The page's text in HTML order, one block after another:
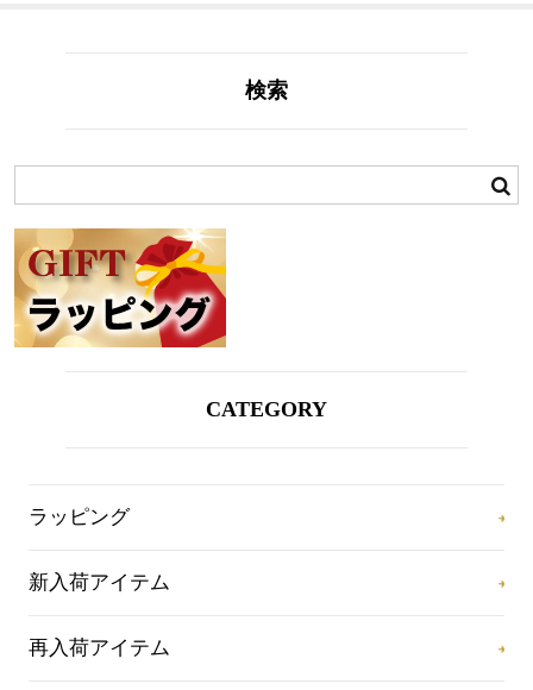
検索
CATEGORY
ラッピング
新入荷アイテム
再入荷アイテム